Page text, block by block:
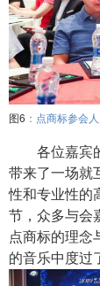
图6 ：点商标参会
各位嘉宾
带来了一场就
性和专业性的
节，众多与会
点商标的理念
的音乐中度过